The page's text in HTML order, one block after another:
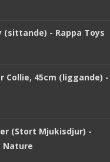
(sittande) - Rappa Toys
Collie, 45cm (liggande) -
(Stort Mjukisdjur) -
Nature